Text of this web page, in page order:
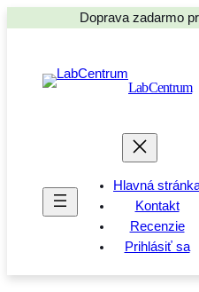
Doprava zadarmo
LabCentrum
Hlavná
Kontakt
Recenzie
Prihlásiť sa